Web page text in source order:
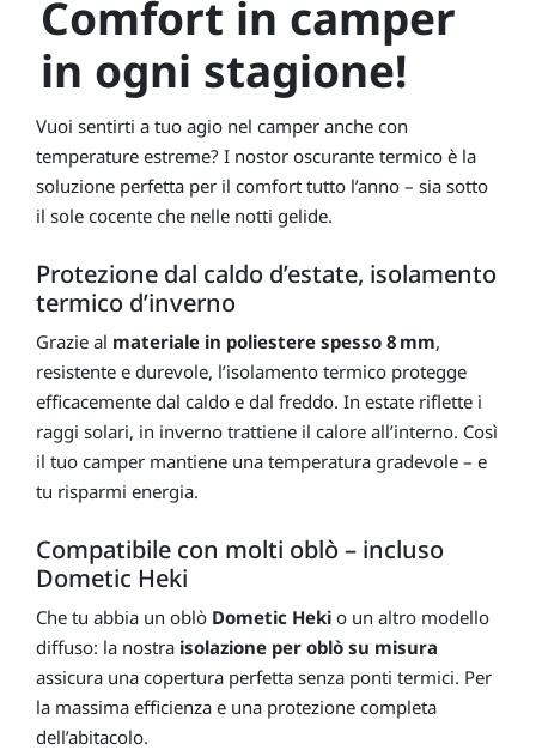
Comfort in camper
in ogni stagione!
Vuoi sentirti a tuo agio nel camper anche con
temperature estreme? I nostor oscurante termico è la
soluzione perfetta per il comfort tutto l’anno – sia sotto
il sole cocente che nelle notti gelide.
Protezione dal caldo d’estate, isolamento
termico d’inverno
Grazie al materiale in poliestere spesso 8 mm,
resistente e durevole, l’isolamento termico protegge
efficacemente dal caldo e dal freddo. In estate riflette i
raggi solari, in inverno trattiene il calore all’interno. Così
il tuo camper mantiene una temperatura gradevole – e
tu risparmi energia.
Compatibile con molti oblò – incluso
Dometic Heki
Che tu abbia un oblò Dometic Heki o un altro modello
diffuso: la nostra isolazione per oblò su misura
assicura una copertura perfetta senza ponti termici. Per
la massima efficienza e una protezione completa
dell’abitacolo.